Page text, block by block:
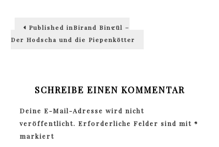
Beitragsnavigation
Published inBirand Bingül –
Der Hodscha und die Piepenkötter
SCHREIBE EINEN KOMMENTAR
Deine E-Mail-Adresse wird nicht
veröffentlicht. Erforderliche Felder sind mit *
markiert